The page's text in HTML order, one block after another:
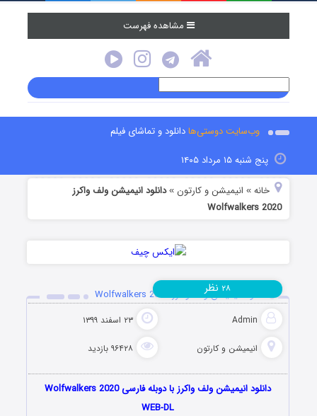
مشاهده فهرست
وب‌سایت دوستی‌هادانلود و تماشای فیلم
پنج شنبه ۱۵ مرداد ۱۴۰۵
خانه » انیمیشن و کارتون »دانلود انیمیشن ولف واکرز
Wolfwalkers 2020
دانلود انیمیشن ولف واکرز Wolfwalkers 2020
Admin ۲۳ اسفند ۱۳۹۹
انیمیشن و کارتون ۹۶۴۲۸ بازدید
۲۸ نظر
دانلود انیمیشن ولف واکرز با دوبله فارسی Wolfwalkers 2020
WEB-DL